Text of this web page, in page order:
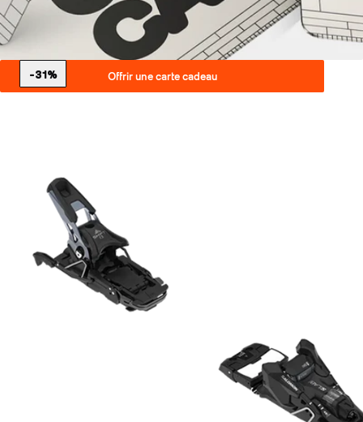
Offrir une carte cadeau
-31%